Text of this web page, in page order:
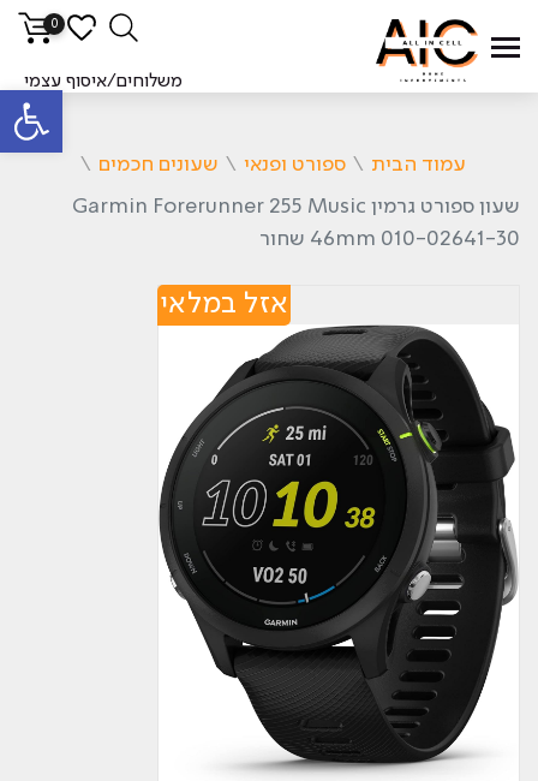
פתח
0
משלוחים/איסוף עצמי
עמוד הבית \ ספורט ופנאי \ שעונים חכמים \
‏שעון ספורט גרמין Garmin Forerunner 255 Music
46mm 010-02641-30 שחור
אזל במלאי